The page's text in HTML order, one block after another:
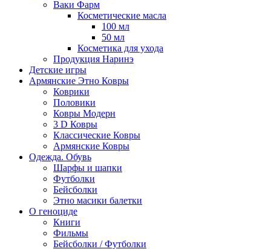
Ваки Фарм
Косметические масла
100 мл
50 мл
Косметика для ухода
Продукция Наринэ
Детские игры
Армянские Этно Ковры
Коврики
Половики
Ковры Модерн
3 D Ковры
Классические Ковры
Армянские Ковры
Одежда. Обувь
Шарфы и шапки
Футболки
Бейсболки
Этно масики балетки
О геноциде
Книги
Фильмы
Бейсболки / Футболки